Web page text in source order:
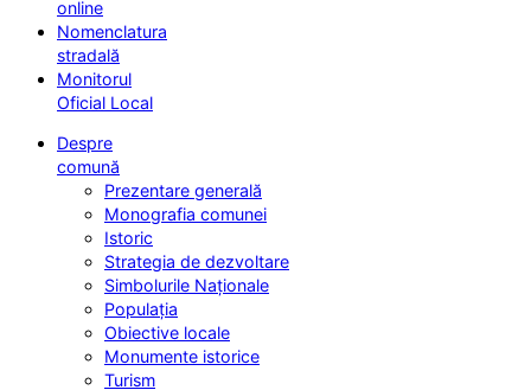
online
Nomenclatura
stradală
Monitorul
Oficial Local
Despre
comună
Prezentare generală
Monografia comunei
Istoric
Strategia de dezvoltare
Simbolurile Naționale
Populația
Obiective locale
Monumente istorice
Turism